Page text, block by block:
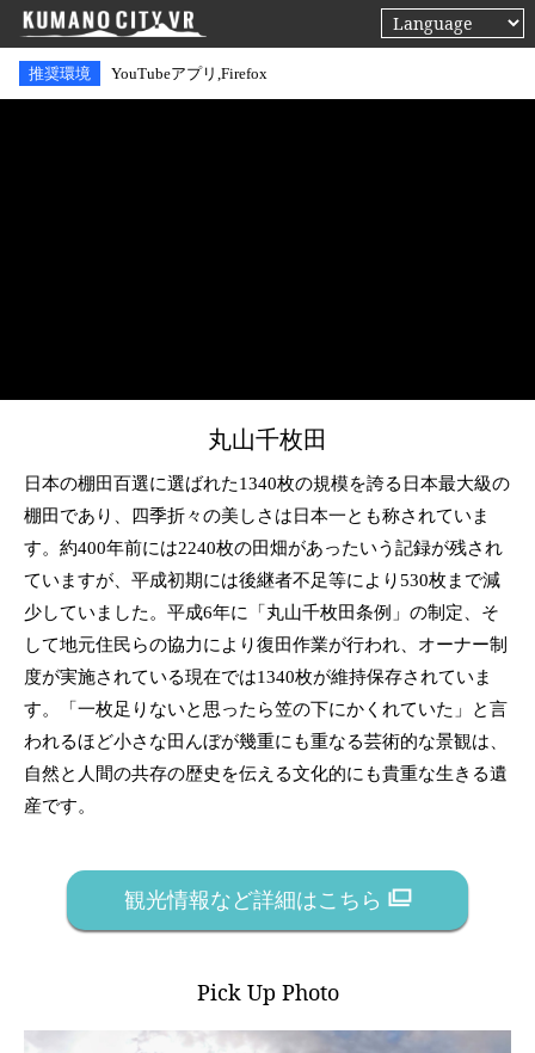
推奨環境 YouTubeアプリ,Firefox
丸山千枚田
日本の棚田百選に選ばれた1340枚の規模を誇る日本最大級の
棚田であり、四季折々の美しさは日本一とも称されていま
す。約400年前には2240枚の田畑があったいう記録が残され
ていますが、平成初期には後継者不足等により530枚まで減
少していました。平成6年に「丸山千枚田条例」の制定、そ
して地元住民らの協力により復田作業が行われ、オーナー制
度が実施されている現在では1340枚が維持保存されていま
す。「一枚足りないと思ったら笠の下にかくれていた」と言
われるほど小さな田んぼが幾重にも重なる芸術的な景観は、
自然と人間の共存の歴史を伝える文化的にも貴重な生きる遺
産です。
観光情報など詳細はこちら
Pick Up Photo